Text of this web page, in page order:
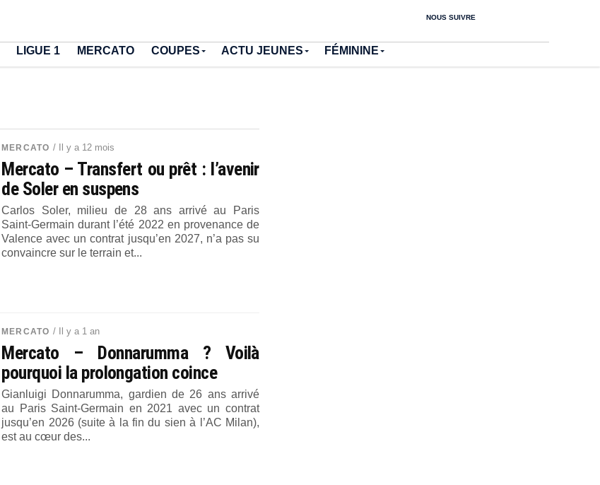
NOUS SUIVRE
LIGUE 1 MERCATO COUPES ACTU JEUNES FÉMININE
MERCATO / Il y a 12 mois
Mercato – Transfert ou prêt : l’avenir
de Soler en suspens
Carlos Soler, milieu de 28 ans arrivé au Paris
Saint-Germain durant l’été 2022 en provenance de
Valence avec un contrat jusqu’en 2027, n’a pas su
convaincre sur le terrain et...
MERCATO / Il y a 1 an
Mercato – Donnarumma ? Voilà
pourquoi la prolongation coince
Gianluigi Donnarumma, gardien de 26 ans arrivé
au Paris Saint-Germain en 2021 avec un contrat
jusqu’en 2026 (suite à la fin du sien à l’AC Milan),
est au cœur des...